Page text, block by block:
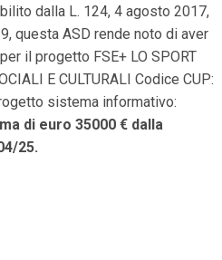
dalla L. 124, 4 agosto 2017,
questa ASD rende noto di aver
il progetto FSE+ LO SPORT
E CULTURALI Codice CUP:
sistema informativo:
di euro 35000 € dalla
25.